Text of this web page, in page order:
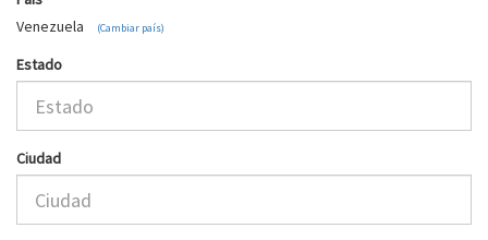
Venezuela
(Cambiar país)
Estado
Ciudad